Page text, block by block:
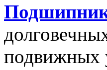
подвижных